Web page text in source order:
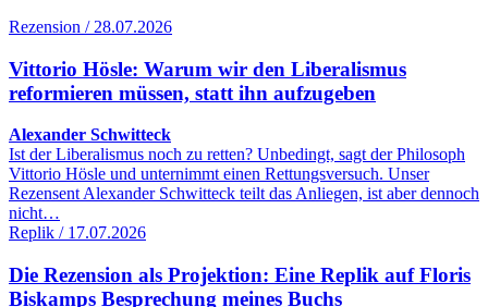
Rezension / 28.07.2026
Vittorio Hösle: Warum wir den Liberalismus
reformieren müssen, statt ihn aufzugeben
Alexander Schwitteck
Ist der Liberalismus noch zu retten? Unbedingt, sagt der Philosoph
Vittorio Hösle und unternimmt einen Rettungsversuch. Unser
Rezensent Alexander Schwitteck teilt das Anliegen, ist aber dennoch
nicht…
Replik / 17.07.2026
Die Rezension als Projektion: Eine Replik auf Floris
Biskamps Besprechung meines Buchs